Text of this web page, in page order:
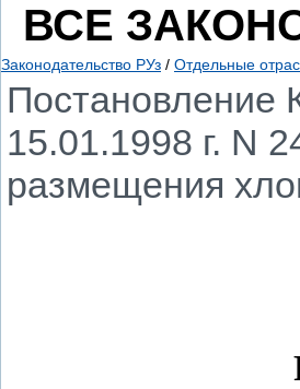
ВСЕ
Законодательство РУз / Отдельные
Постановление
15.01.1998 г. N
размещения